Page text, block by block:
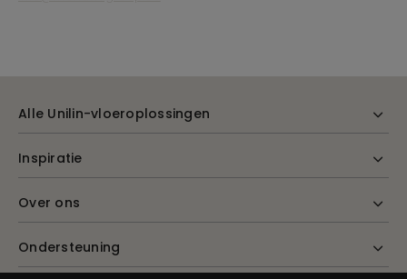
Alle Unilin-vloeroplossingen
Inspiratie
Over ons
Ondersteuning